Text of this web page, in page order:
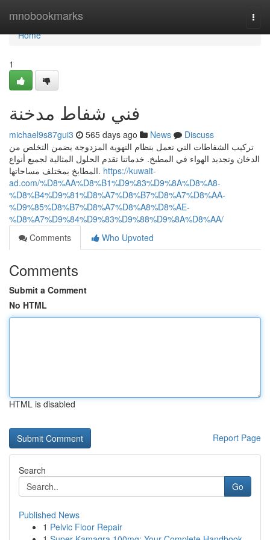
mnobookmarks
Home
Home
1
فني شفاط مدخنة
michael9s87gui3 565 days ago News
Discuss
تركيب الشفاطات التي تعمل بنظام التهوية المزدوجة يضمن التخلص من
الدخان وتجديد الهواء في المطبخ. خدماتنا تقدم الحلول المثالية لجميع أنواع
المطابخ بمختلف مساحاتها. https://kuwait-
ad.com/%D8%AA%D8%B1%D9%83%D9%8A%D8%A8-
%D8%B4%D9%81%D8%A7%D8%B7%D8%A7%D8%AA-
%D9%85%D8%B7%D8%A7%D8%A8%D8%AE-
%D8%A7%D9%84%D9%83%D9%88%D9%8A%D8%AA/
Comments
Who Upvoted
Comments
Submit a Comment
No HTML
HTML is disabled
Report Page
Search
Go
Published News
1 Pelvic Floor Repair